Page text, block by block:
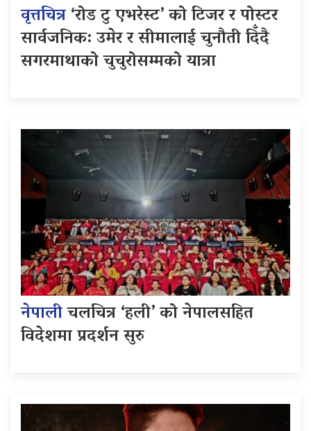
वृत्तचित्र‘रोड टु एभरेस्ट’ को टिजर र पोस्टर
सार्वजनिक: उमेर र सीमालाई चुनौती दिँदै
सगरमाथाको चुचुरोसम्मको यात्रा
नेपालीचलचित्र ‘हली’ को नेपालसहित
विदेशमा प्रदर्शन सुरु